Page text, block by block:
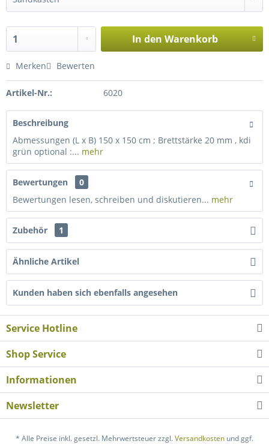
In den Warenkorb
Merken Bewerten
Artikel-Nr.: 6020
Beschreibung
Abmessungen (L x B) 150 x 150 cm ; Brettstärke 20 mm , kdi
grün optional :... mehr
Bewertungen
0
Bewertungen lesen, schreiben und diskutieren... mehr
Zubehör 1
Ähnliche Artikel
Kunden haben sich ebenfalls angesehen
Service Hotline
Shop Service
Informationen
Newsletter
* Alle Preise inkl. gesetzl. Mehrwertsteuer zzgl.Versandkosten und ggf.